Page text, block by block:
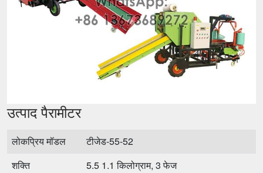
उत्पाद पैरामीटर
लोकप्रिय मॉडल
टीजेड-55-52
शक्ति
5.5 1.1 किलोग्राम, 3 फेज